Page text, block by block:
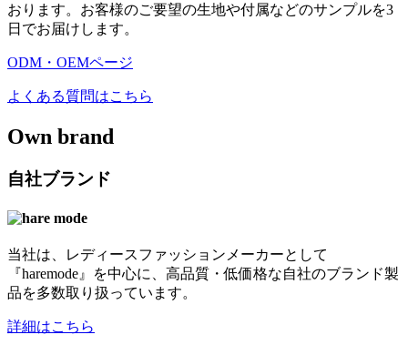
おります。お客様のご要望の生地や付属などのサンプルを3
日でお届けします。
ODM・OEMページ
よくある質問はこちら
Own brand
自社ブランド
当社は、レディースファッションメーカーとして
『haremode』を中心に、高品質・低価格な自社のブランド製
品を多数取り扱っています。
詳細はこちら